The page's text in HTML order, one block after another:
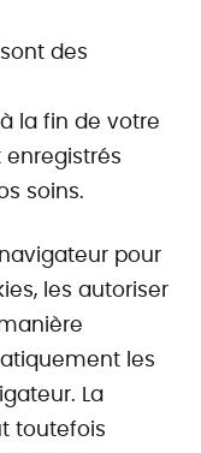
des
la fin de votre
enregistrés
soins.
pour
les autoriser
les
La
toutefois